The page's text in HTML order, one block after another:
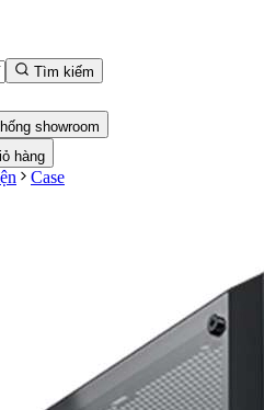
Tìm kiếm
showroom
hàng
Case